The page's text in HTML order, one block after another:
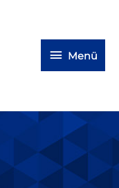
Menü